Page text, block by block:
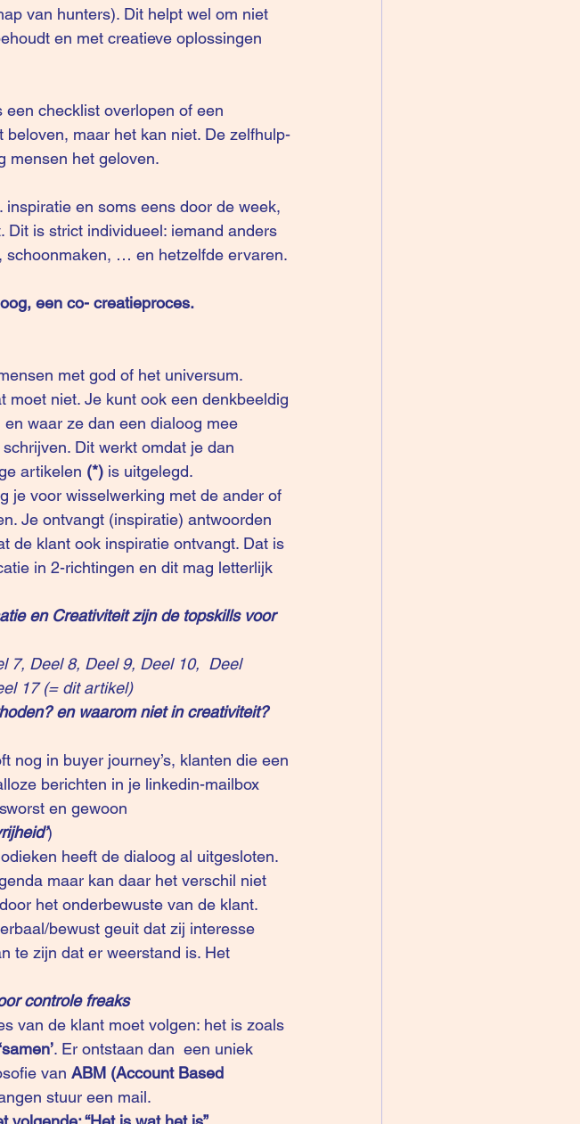
van hunters). Dit helpt wel om niet
en met creatieve oplossingen
checklist overlopen of een
maar het kan niet. De zelfhulp-
mensen het geloven.
en soms eens door de week,
is strict individueel: iemand anders
schoonmaken, … en hetzelfde ervaren.
een co- creatieproces.
met god of het universum.
moet niet. Je kunt ook een denkbeeldig
waar ze dan een dialoog mee
Dit werkt omdat je dan
artikelen (*) is uitgelegd.
je voor wisselwerking met de ander of
Je ontvangt (inspiratie) antwoorden
de klant ook inspiratie ontvangt. Dat is
in 2-richtingen en dit mag letterlijk
en Creativiteit zijn de topskills voor
7, Deel 8, Deel 9, Deel 10, Deel
17 (= dit artikel)
en waarom niet in creativiteit?
nog in buyer journey’s, klanten die een
berichten in je linkedin-mailbox
en gewoon
)
heeft de dialoog al uitgesloten.
maar kan daar het verschil niet
het onderbewuste van de klant.
bewust geuit dat zij interesse
te zijn dat er weerstand is. Het
controle freaks
van de klant moet volgen: het is zoals
‘samen’. Er ontstaan dan  een uniek
van ABM (Account Based
stuur een mail.